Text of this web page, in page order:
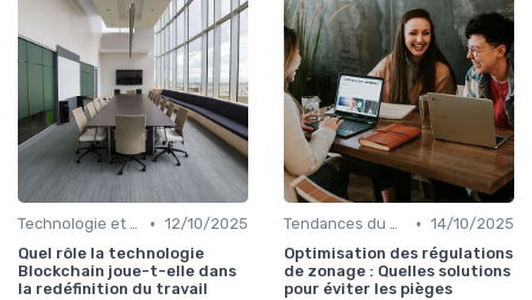
Technologie et Innovation en Gestion Immobilière • 12/10/2025
Quel rôle la technologie
Blockchain joue-t-elle dans
la redéfinition du travail
Tendances du Marché Immobilier Commercial • 14/10/2025
Optimisation des régulations
de zonage : Quelles solutions
pour éviter les pièges